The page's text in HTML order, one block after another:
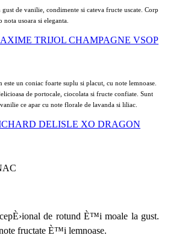
gust de vanilie, condimente si cateva fructe uscate. Corp
usoara si eleganta.
TRIJOL CHAMPAGNE VSOP
este un coniac foarte suplu si placut, cu note lemnoase.
de portocale, ciocolata si fructe confiate. Sunt
ce apar cu note florale de lavanda si liliac.
DELISLE XO DRAGON
de rotund È™i moale la gust.
fructate È™i lemnoase.